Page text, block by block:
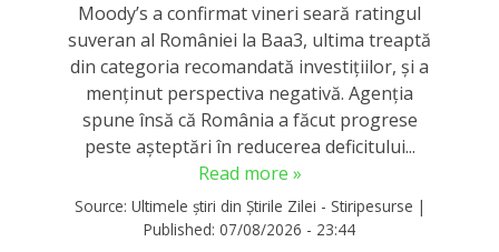
Moody’s a confirmat vineri seară ratingul
suveran al României la Baa3, ultima treaptă
din categoria recomandată investițiilor, și a
menținut perspectiva negativă. Agenția
spune însă că România a făcut progrese
peste așteptări în reducerea deficitului...
Read more »
Source: Ultimele știri din Știrile Zilei - Stiripesurse |
Published: 07/08/2026 - 23:44